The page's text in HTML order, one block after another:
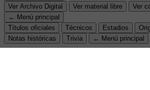
Ver Archivo Digital
Ver material libre
Ver
← Menú principal
Títulos oficiales
Técnicos Estadios
Notas históricas
Trivia ← Menú principal